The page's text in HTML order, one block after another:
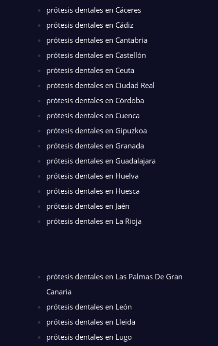
prótesis dentales en Cáceres
prótesis dentales en Cádiz
prótesis dentales en Cantabria
prótesis dentales en Castellón
prótesis dentales en Ceuta
prótesis dentales en Ciudad Real
prótesis dentales en Córdoba
prótesis dentales en Cuenca
prótesis dentales en Gipuzkoa
prótesis dentales en Granada
prótesis dentales en Guadalajara
prótesis dentales en Huelva
prótesis dentales en Huesca
prótesis dentales en Jaén
prótesis dentales en La Rioja
prótesis dentales en Las Palmas De Gran
Canaria
prótesis dentales en León
prótesis dentales en Lleida
prótesis dentales en Lugo